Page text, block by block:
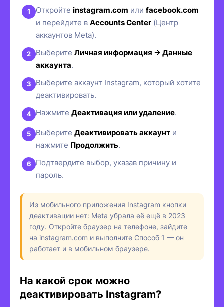
Откройте instagram.com или facebook.com
и перейдите в Accounts Center (Центр
аккаунтов Meta).
Выберите Личная информация → Данные
аккаунта.
Выберите аккаунт Instagram, который хотите
деактивировать.
Нажмите Деактивация или удаление.
Выберите Деактивировать аккаунт и
нажмите Продолжить.
Подтвердите выбор, указав причину и
пароль.
Из мобильного приложения Instagram кнопки
деактивации нет: Meta убрала её ещё в 2023
году. Откройте браузер на телефоне, зайдите
на instagram.com и выполните Способ 1 — он
работает и в мобильном браузере.
На какой срок можно
деактивировать Instagram?